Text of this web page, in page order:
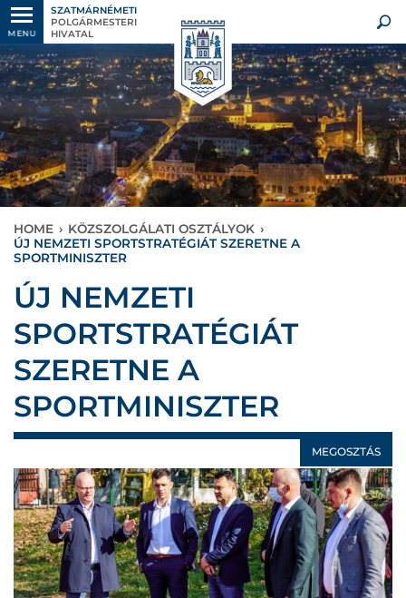
MENU
SZATMÁRNÉMETI
POLGÁRMESTERI
HIVATAL
HOME › KÖZSZOLGÁLATI OSZTÁLYOK ›
ÚJ NEMZETI SPORTSTRATÉGIÁT SZERETNE A
SPORTMINISZTER
ÚJ NEMZETI
SPORTSTRATÉGIÁT
SZERETNE A
SPORTMINISZTER
MEGOSZTÁS